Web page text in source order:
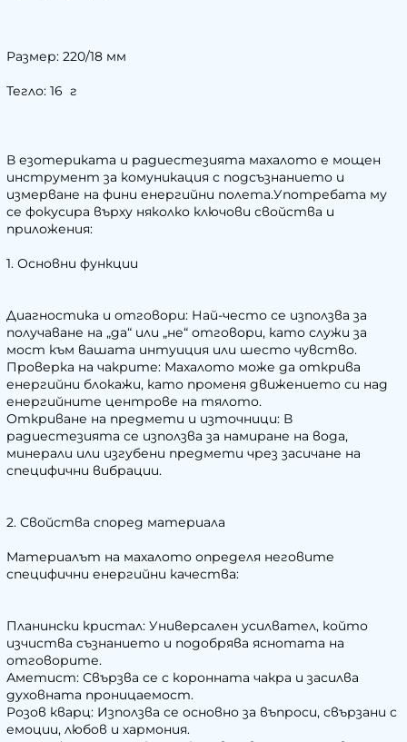
Размер: 220/18 мм
Тегло: 16 г
В езотериката и радиестезията махалото е мощен
инструмент за комуникация с подсъзнанието и
измерване на фини енергийни полета.Употребата му
се фокусира върху няколко ключови свойства и
приложения:
1. Основни функции
Диагностика и отговори: Най-често се използва за
получаване на „да“ или „не“ отговори, като служи за
мост към вашата интуиция или шесто чувство.
Проверка на чакрите: Махалото може да открива
енергийни блокажи, като променя движението си над
енергийните центрове на тялото.
Откриване на предмети и източници: В
радиестезията се използва за намиране на вода,
минерали или изгубени предмети чрез засичане на
специфични вибрации.
2. Свойства според материала
Материалът на махалото определя неговите
специфични енергийни качества:
Планински кристал: Универсален усилвател, който
изчиства съзнанието и подобрява яснотата на
отговорите.
Аметист: Свързва се с коронната чакра и засилва
духовната проницаемост.
Розов кварц: Използва се основно за въпроси, свързани с
емоции, любов и хармония.